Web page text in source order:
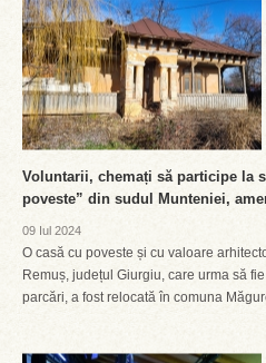
Voluntarii, chemați să participe la
poveste” din sudul Munteniei,
09 Iul 2024
O casă cu poveste și cu valoare
Remuș, județul Giurgiu, care urma să
parcări, a fost relocată în comuna